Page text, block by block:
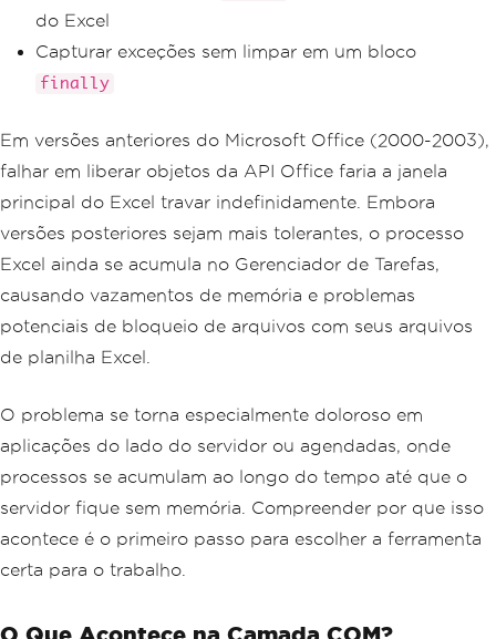
do Excel
Capturar exceções sem limpar em um bloco
finally
Em versões anteriores do Microsoft Office (2000-2003),
falhar em liberar objetos da API Office faria a janela
principal do Excel travar indefinidamente. Embora
versões posteriores sejam mais tolerantes, o processo
Excel ainda se acumula no Gerenciador de Tarefas,
causando vazamentos de memória e problemas
potenciais de bloqueio de arquivos com seus arquivos
de planilha Excel.
O problema se torna especialmente doloroso em
aplicações do lado do servidor ou agendadas, onde
processos se acumulam ao longo do tempo até que o
servidor fique sem memória. Compreender por que isso
acontece é o primeiro passo para escolher a ferramenta
certa para o trabalho.